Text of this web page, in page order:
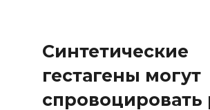
Синтетические
гестагены могут
спровоцировать